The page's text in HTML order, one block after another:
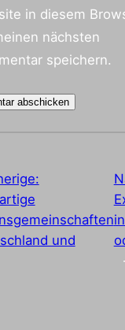
in diesem
nächsten
speichern.
und